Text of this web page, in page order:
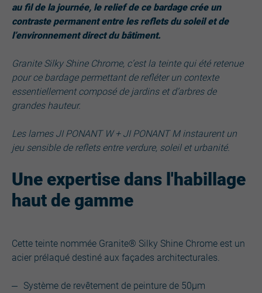
au fil de la journée, le relief de ce bardage crée un
contraste permanent entre les reflets du soleil et de
l’environnement direct du bâtiment.
Granite Silky Shine Chrome, c’est la teinte qui été retenue
pour ce bardage permettant de refléter un contexte
essentiellement composé de jardins et d’arbres de
grandes hauteur.
Les lames JI PONANT W + JI PONANT M instaurent un
jeu sensible de reflets entre verdure, soleil et urbanité.
Une expertise dans l'habillage
haut de gamme
Cette teinte nommée Granite® Silky Shine Chrome est un
acier prélaqué destiné aux façades architecturales.
Système de revêtement de peinture de 50µm